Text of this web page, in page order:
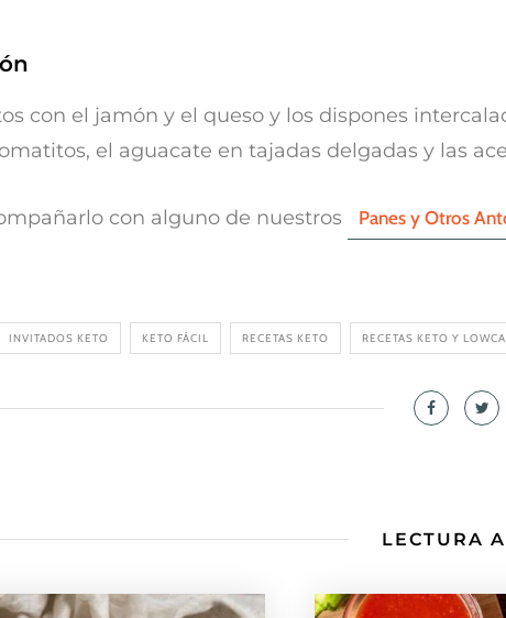
con el jamón y el queso y los dispones
el aguacate en tajadas delgadas y las
con alguno de nuestros Panes y Otros
INVITADOS KETO KETO FÁCIL RECETAS KETO RECETAS KETO Y
LECTURA